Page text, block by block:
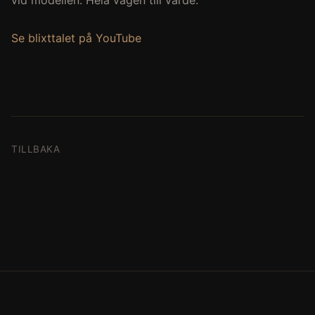
Se blixttalet på YouTube
TILLBAKA